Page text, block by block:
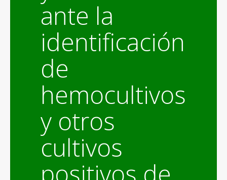
ante la
identificación
de
hemocultivos
y otros
cultivos